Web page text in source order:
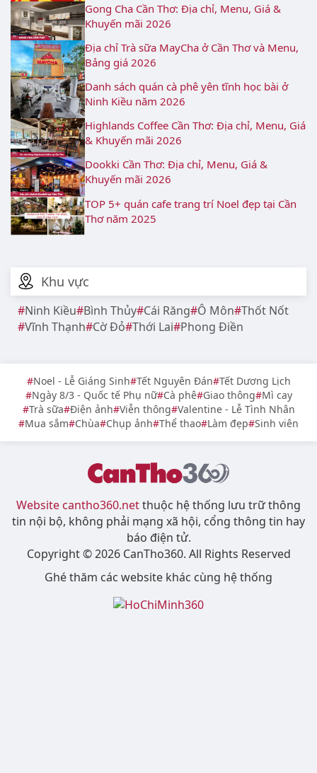
Khu vực
Ninh Kiều Bình Thủy Cái Răng Ô Môn Thốt Nốt
Vĩnh Thạnh Cờ Đỏ Thới Lai Phong Điền
Gong Cha Cần Thơ: Địa chỉ, Menu, Giá &
Khuyến mãi 2026
Địa chỉ Trà sữa MayCha ở Cần Thơ và Menu,
Bảng giá 2026
Danh sách quán cà phê yên tĩnh học bài ở
Ninh Kiều năm 2026
Highlands Coffee Cần Thơ: Địa chỉ, Menu, Giá
& Khuyến mãi 2026
Dookki Cần Thơ: Địa chỉ, Menu, Giá &
Khuyến mãi 2026
TOP 5+ quán cafe trang trí Noel đẹp tại Cần
Thơ năm 2025
Noel - Lễ Giáng Sinh Tết Nguyên Đán Tết Dương Lịch
Ngày 8/3 - Quốc tế Phụ nữ Cà phê Giao thông Mì cay
Trà sữa Điện ảnh Viễn thông Valentine - Lễ Tình Nhân
Mua sắm Chùa Chụp ảnh Thể thao Làm đẹp Sinh viên
Website cantho360.netthuộc hệ thống lưu trữ thông
tin nội bộ, không phải mạng xã hội, cổng thông tin hay
báo điện tử.
Copyright © 2026 CanTho360. All Rights Reserved
Ghé thăm các website khác cùng hệ thống